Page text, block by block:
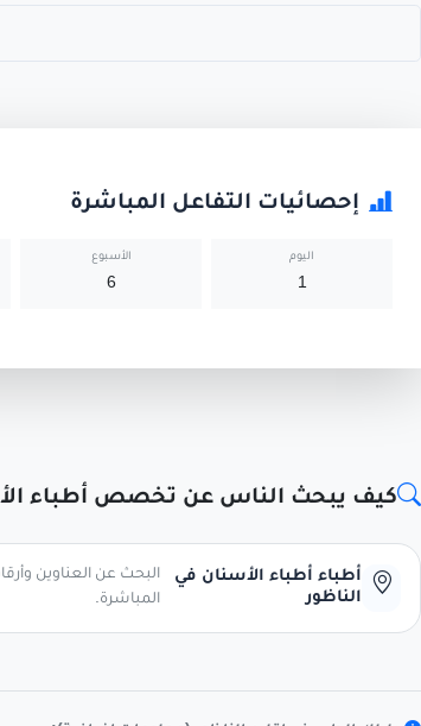
إحصائيات التفاعل المباشرة
اليوم
1
الأسبوع
6
كيف يبحث الناس عن تخصص أطباء
أطباء أطباء الأسنان في
الناظور
البحث عن العناوين
المباشرة.